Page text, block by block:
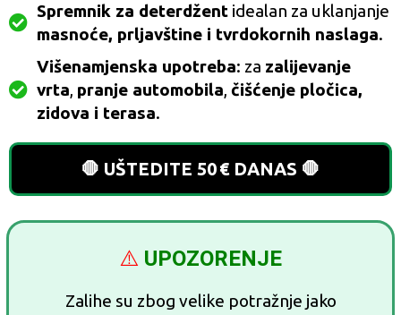
Spremnik za deterdžent idealan za uklanjanje
masnoće, prljavštine i tvrdokornih naslaga.
Višenamjenska upotreba: za zalijevanje
vrta, pranje automobila,čišćenje pločica,
zidova i terasa.
🛑 UŠTEDITE 50 € DANAS 🛑
⚠️ UPOZORENJE
Zalihe su zbog velike potražnje jako